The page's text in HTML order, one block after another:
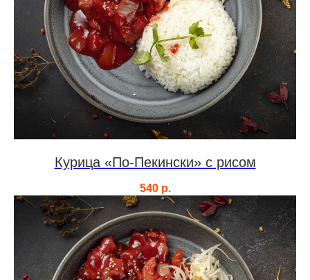
Курица «По-Пекински» с рисом
540 р.